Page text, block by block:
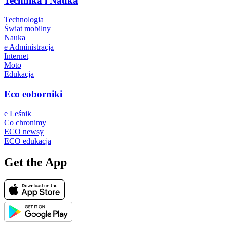
Technologia
Świat mobilny
Nauka
e Administracja
Internet
Moto
Edukacja
Eco eoborniki
e Leśnik
Co chronimy
ECO newsy
ECO edukacja
Get the App